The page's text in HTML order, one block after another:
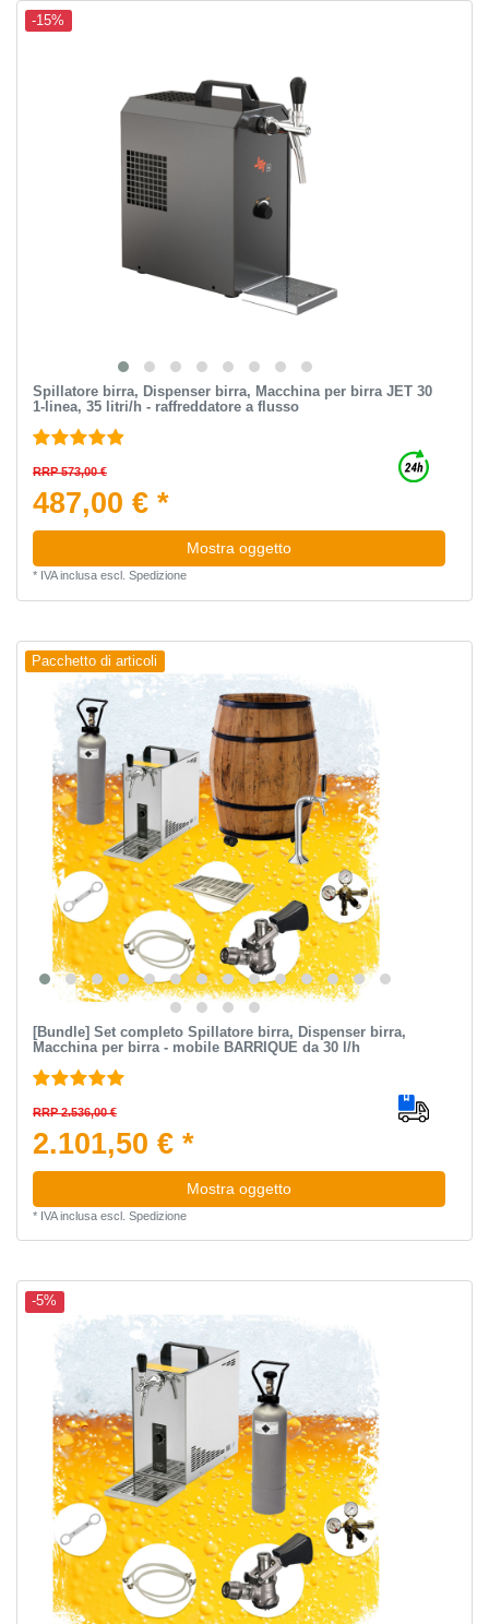
-15%
Spillatore birra, Dispenser birra, Macchina per birra JET 30
1-linea, 35 litri/h - raffreddatore a flusso
RRP 573,00 €
487,00 € *
Mostra oggetto
* IVA inclusaescl. Spedizione
Pacchetto di articoli
[Bundle] Set completo Spillatore birra, Dispenser birra,
Macchina per birra - mobile BARRIQUE da 30 l/h
RRP 2.536,00 €
2.101,50 € *
Mostra oggetto
* IVA inclusaescl. Spedizione
-5%